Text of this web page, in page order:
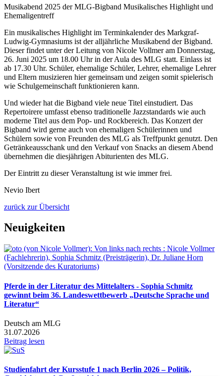
Musikabend 2025 der MLG-Bigband Musikalisches Highlight und
Ehemaligentreff
Ein musikalisches Highlight im Terminkalender des Markgraf-
Ludwig-Gymnasiums ist der alljährliche Musikabend der Bigband.
Dieser findet unter der Leitung von Nicole Vollmer am Donnerstag,
26. Juni 2025 um 18.00 Uhr in der Aula des MLG statt. Einlass ist
ab 17.30 Uhr. Schüler, ehemalige Schüler, Lehrer, ehemalige Lehrer
und Eltern musizieren hier gemeinsam und zeigen somit spielerisch
wie Schulgemeinschaft funktionieren kann.
Und wieder hat die Bigband viele neue Titel einstudiert. Das
Repertoirere umfasst ebenso traditionelle Jazzstandards wie auch
moderne Titel aus dem Pop- und Rockbereich. Das Konzert der
Bigband wird gerne auch von ehemaligen Schülerinnen und
Schülern sowie von Freunden des MLG als Treffpunkt genutzt. Den
Getränkeausschank und den Verkauf von Snacks an diesem Abend
übernehmen die diesjährigen Abiturienten des MLG.
Der Eintritt zu dieser Veranstaltung ist wie immer frei.
Nevio Ibert
zurück zur Übersicht
Neuigkeiten
Pferde in der Literatur des Mittelalters - Sophia Schmitz
gewinnt beim 36. Landeswettbewerb „Deutsche Sprache und
Literatur“
Deutsch am MLG
31.07.2026
Beitrag lesen
Studienfahrt der Kursstufe 1 nach Berlin 2026 – Politik,